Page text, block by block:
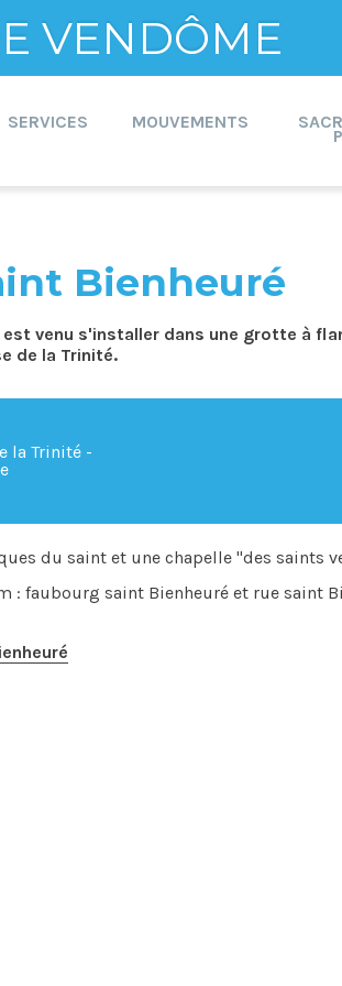
VENDÔME
SERVICES MOUVEMENTS
Bienheuré
venu s'installer dans une grotte à
de la Trinité.
la Trinité -
du saint et une chapelle "des saints
: faubourg saint Bienheuré et rue saint